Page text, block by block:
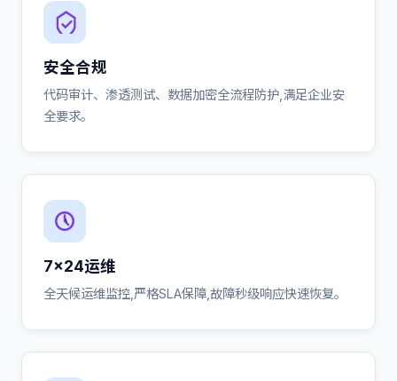
安全合规
代码审计、渗透测试、数据加密全流程防护,满足企业安
全要求。
7×24运维
全天候运维监控,严格SLA保障,故障秒级响应快速恢复。